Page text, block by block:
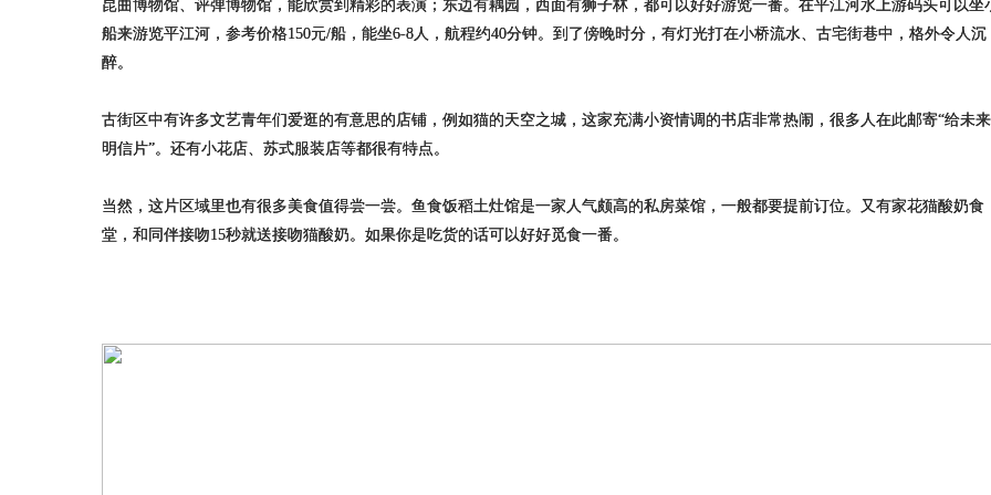
昆曲博物馆、评弹博物馆，能欣赏到精彩的表演；东边有耦园，西面有狮子林，都可以好好游览一番。在平江河水上游码头可以坐
船来游览平江河，参考价格150元/船，能坐6-8人，航程约40分钟。到了傍晚时分，有灯光打在小桥流水、古宅街巷中，格外令人沉
醉。
古街区中有许多文艺青年们爱逛的有意思的店铺，例如猫的天空之城，这家充满小资情调的书店非常热闹，很多人在此邮寄“给未
明信片”。还有小花店、苏式服装店等都很有特点。
当然，这片区域里也有很多美食值得尝一尝。鱼食饭稻土灶馆是一家人气颇高的私房菜馆，一般都要提前订位。又有家花猫酸奶食
堂，和同伴接吻15秒就送接吻猫酸奶。如果你是吃货的话可以好好觅食一番。